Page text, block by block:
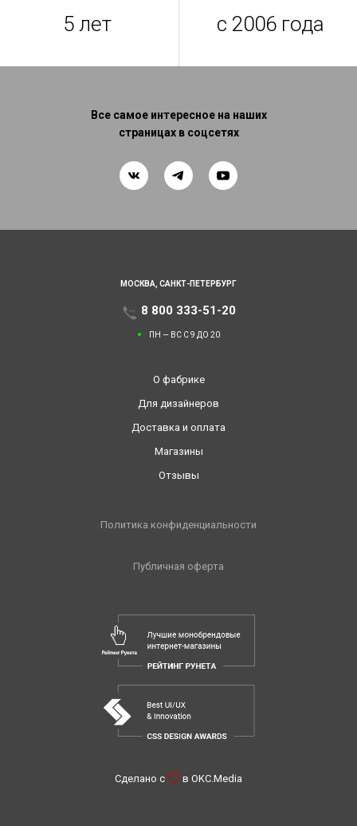
5 лет с 2006 года
Все самое интересное на наших
страницах в соцсетях
МОСКВА, САНКТ-ПЕТЕРБУРГ
8 800 333-51-20
ПН — ВС С 9 ДО 20
О фабрике
Для дизайнеров
Доставка и оплата
Магазины
Отзывы
Политика конфиденциальности
Публичная оферта
Сделано с в OKC.Media